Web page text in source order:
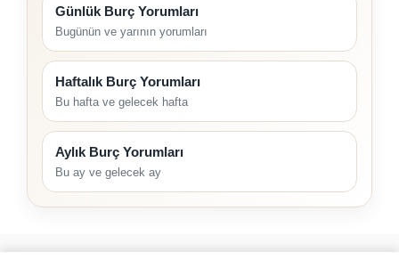
Günlük Burç Yorumları
Bugünün ve yarının yorumları
Haftalık Burç Yorumları
Bu hafta ve gelecek hafta
Aylık Burç Yorumları
Bu ay ve gelecek ay